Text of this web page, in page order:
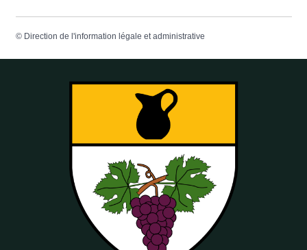
© Direction de l'information légale et administrative